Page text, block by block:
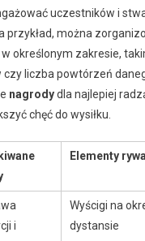
uczestników i
przykład, można
określonym zakresie,
liczba powtórzeń
nagrodydla najlepiej
chęć do wysiłku.
Elementy
i
Wyścigi na
dystansie